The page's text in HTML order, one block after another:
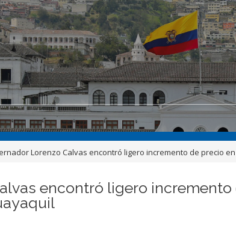
Lorenzo Calvas encontró ligero incremento de precio
encontró ligero